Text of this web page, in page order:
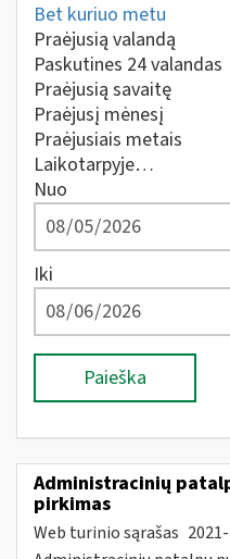
Bet kuriuo metu
Praėjusią valandą
Paskutines 24 valandas
Praėjusią savaitę
Praėjusį mėnesį
Praėjusiais metais
Laikotarpyje…
Nuo
Iki
Paieška
Administracinių
pirkimas
Web turinio sąrašas